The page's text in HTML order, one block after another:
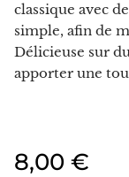
classique avec
simple, afin de
Délicieuse sur
apporter une
8,00 €